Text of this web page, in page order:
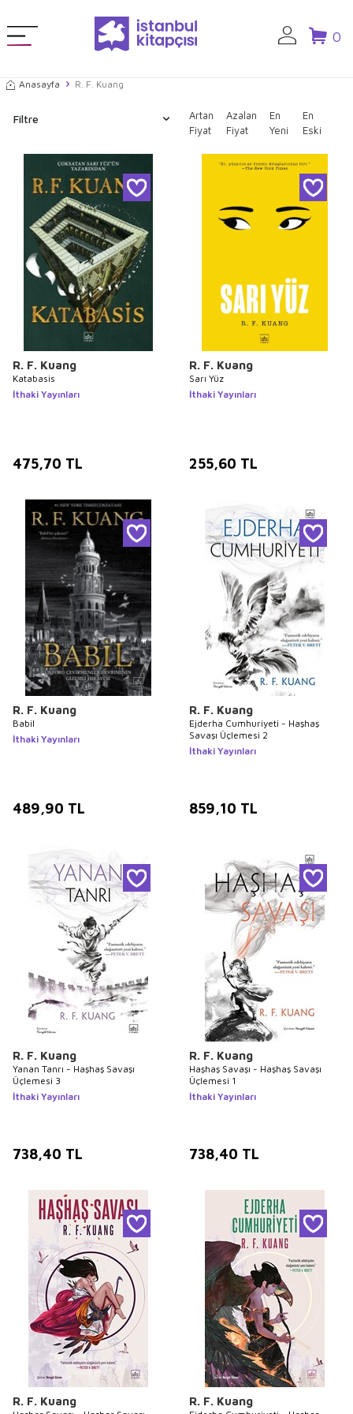
0
Anasayfa R. F. Kuang
Filtre
Artan
Fiyat
Azalan
Fiyat
En
Yeni
En
Eski
R. F. Kuang
Katabasis
İthaki Yayınları
475,70 TL
R. F. Kuang
Sarı Yüz
İthaki Yayınları
255,60 TL
R. F. Kuang
Babil
İthaki Yayınları
489,90 TL
R. F. Kuang
Ejderha Cumhuriyeti - Haşhaş
Savaşı Üçlemesi 2
İthaki Yayınları
859,10 TL
R. F. Kuang
Yanan Tanrı - Haşhaş Savaşı
Üçlemesi 3
İthaki Yayınları
738,40 TL
R. F. Kuang
Haşhaş Savaşı - Haşhaş Savaşı
Üçlemesi 1
İthaki Yayınları
738,40 TL
R. F. Kuang R. F. Kuang